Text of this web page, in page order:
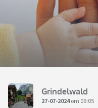
Grindelwald
27-07-2024om 09:05